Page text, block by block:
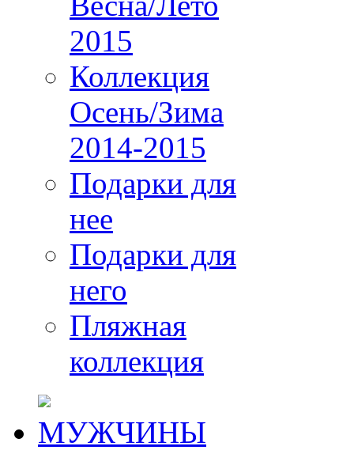
2015
Коллекция
Осень/Зима
2014-2015
Подарки для
нее
Подарки для
него
Пляжная
коллекция
МУЖЧИНЫ